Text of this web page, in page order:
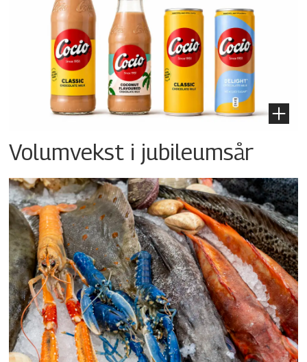
Volumvekst i jubileumsår